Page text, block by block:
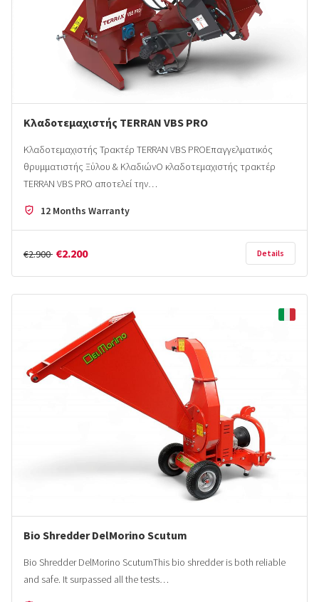
Κλαδοτεμαχιστής TERRAN VBS PRO
Κλαδοτεμαχιστής Τρακτέρ TERRAN VBS PROΕπαγγελματικός
θρυμματιστής Ξύλου & ΚλαδιώνΟ κλαδοτεμαχιστής τρακτέρ
TERRAN VBS PRO αποτελεί την…
12 Months Warranty
€2.900 €2.200 Details
Bio Shredder DelMorino Scutum
Bio Shredder DelMorino ScutumThis bio shredder is both reliable
and safe. It surpassed all the tests…